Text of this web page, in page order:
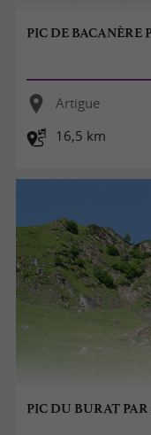
PIC DE BACANÈRE
Artigue
16,5 km
PIC DU BURAT